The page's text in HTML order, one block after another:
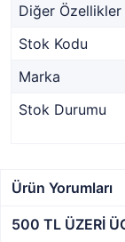
Diğer Özellikler
Stok Kodu
Marka
Stok Durumu
Ürün Yorumları
500 TL ÜZERİ